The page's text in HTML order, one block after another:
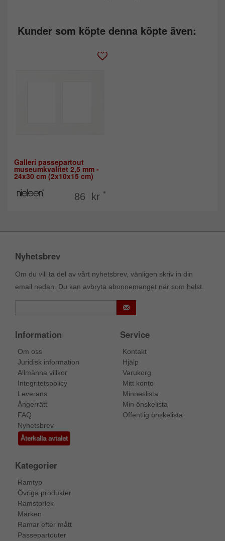
Kunder som köpte denna köpte även:
Galleri passepartout
museumkvalitet 2,5 mm -
24x30 cm (2x10x15 cm)
86 kr *
Nyhetsbrev
Om du vill ta del av vårt nyhetsbrev, vänligen skriv in din
email nedan. Du kan avbryta abonnemanget när som helst.
Information
Om oss
Juridisk information
Allmänna villkor
Integritetspolicy
Leverans
Ångerrätt
FAQ
Nyhetsbrev
Återkalla avtalet
Service
Kontakt
Hjälp
Varukorg
Mitt konto
Minneslista
Min önskelista
Offentlig önskelista
Kategorier
Ramtyp
Övriga produkter
Ramstorlek
Märken
Ramar efter mått
Passepartouter